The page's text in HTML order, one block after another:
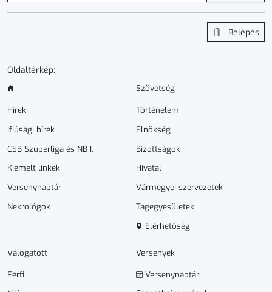
Belépés
Oldaltérkép:
Hírek
Ifjúsági hírek
CSB Szuperliga és NB I.
Kiemelt linkek
Versenynaptár
Nekrológok
Szövetség
Történelem
Elnökség
Bizottságok
Hivatal
Vármegyei szervezetek
Tagegyesületek
Elérhetőség
Válogatott
Férfi
Versenyek
Versenynaptár